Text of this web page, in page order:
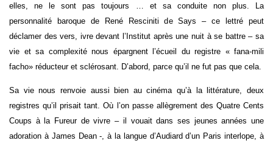
elles, ne le sont pas toujours … et sa conduite non plus. La
personnalité baroque de René Resciniti de Says – ce lettré peut
déclamer des vers, ivre devant l’Institut après une nuit à se battre – sa
vie et sa complexité nous épargnent l’écueil du registre « fana-mili
facho» réducteur et sclérosant. D’abord, parce qu’il ne fut pas que cela.
Sa vie nous renvoie aussi bien au cinéma qu’à la littérature, deux
registres qu’il prisait tant. Où l’on passe allègrement des Quatre Cents
Coups à la Fureur de vivre – il vouait dans ses jeunes années une
adoration à James Dean -, à la langue d’Audiard d’un Paris interlope, à